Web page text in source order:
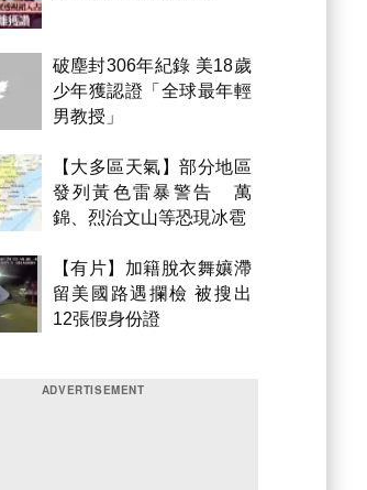
破塵封306年紀錄 美18歲
少年獲認證「全球最年輕
男教授」
【大多區天氣】部分地區
發列黃色雷暴警告 萬
錦、烈治文山等恐現冰雹
【有片】加籍脫衣舞孃滯
留美國路遇攔檢 被搜出
12張假身份證